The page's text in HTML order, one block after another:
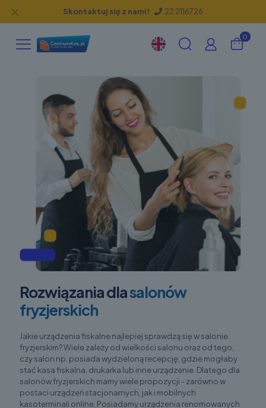
Skontaktuj się z nami! 22 2116726
✕
0
Rozwiązania dlasalonów
fryzjerskich
Jakie urządzenia fiskalne najlepiej sprawdzą się w salonie
fryzjerskim? Wiele zależy od wielkości salonu oraz od tego,
czy salon np. posiada wydzieloną recepcję, gdzie mogłaby
stać kasa fiskalna, drukarka lub inne urządzenie. Dlatego dla
salonów fryzjerskich mamy wiele propozycji - zarówno w
postaci urządzeń stacjonarnych, jak i mobilnych
kasoterminali online. Posiadamy urządzenia renomowanych